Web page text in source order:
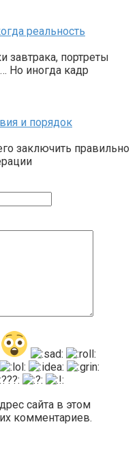
реальность
портреты
Но иногда кадр
и порядок
заключить правильно
сайта в этом
комментариев.